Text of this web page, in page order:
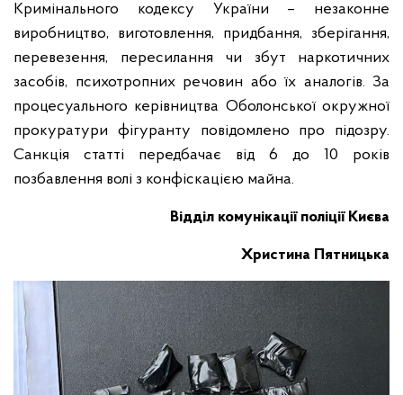
Кримінального кодексу України – незаконне
виробництво, виготовлення, придбання, зберігання,
перевезення, пересилання чи збут наркотичних
засобів, психотропних речовин або їх аналогів. За
процесуального керівництва Оболонської окружної
прокуратури фігуранту повідомлено про підозру.
Санкція статті передбачає від 6 до 10 років
позбавлення волі з конфіскацією майна.
Відділ комунікації поліції Києва
Христина Пятницька